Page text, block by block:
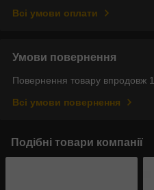
Всі умови оплати
Умови повернення
Повернення товару впродовж
Всі умови повернення
Подібні товари компанії